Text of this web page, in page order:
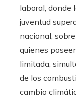
laboral, donde
juventud
nacional,
quienes
limitada;
de los
cambio